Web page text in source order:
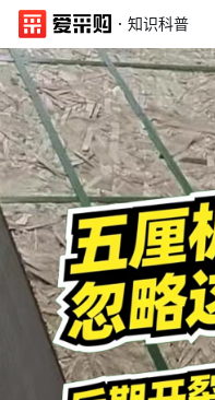
· 知识科普